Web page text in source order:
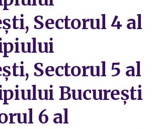
Sectorul 4 al
Sectorul 5 al
București
6 al